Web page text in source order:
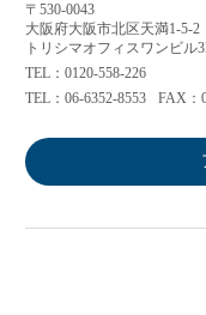
〒530-0043
大阪府大阪市北区天満1-5-2
トリシマオフィスワンビル
TEL：0120-558-226
TEL：06-6352-8553
FAX：